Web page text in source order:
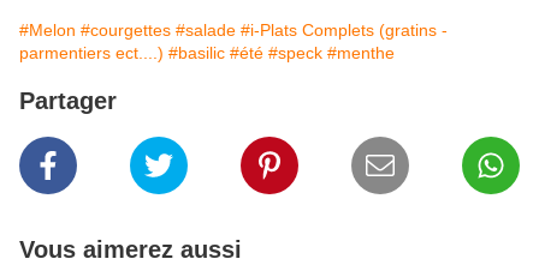
#Melon #courgettes #salade #i-Plats Complets (gratins -
parmentiers ect....) #basilic #été #speck #menthe
Partager
Vous aimerez aussi